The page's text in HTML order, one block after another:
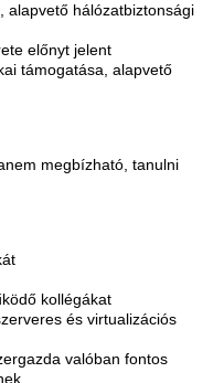
alapvető hálózatbiztonsági
előnyt jelent
támogatása, alapvető
megbízható, tanulni
kollégákat
és virtualizációs
valóban fontos